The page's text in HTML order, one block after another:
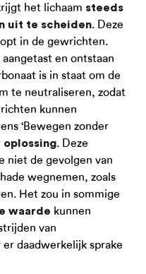
het lichaam steeds
uit te scheiden. Deze
in de gewrichten.
en ontstaan
is in staat om de
te neutraliseren, zodat
kunnen
‘Bewegen zonder
. Deze
niet de gevolgen van
wegnemen, zoals
Het zou in sommige
waarde kunnen
van
daadwerkelijk sprake